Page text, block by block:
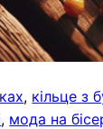
, кільце з
, мода на